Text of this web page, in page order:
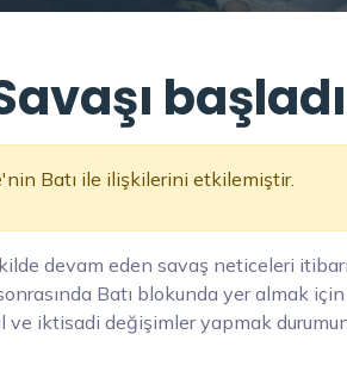
Batı ile ilişkilerini etkilemiştir.
devam eden savaş neticeleri
Batı blokunda yer almak
iktisadi değişimler yapmak